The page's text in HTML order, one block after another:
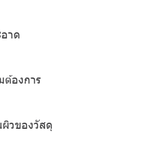
าด
ต้องการ
ผิวของวัสดุ